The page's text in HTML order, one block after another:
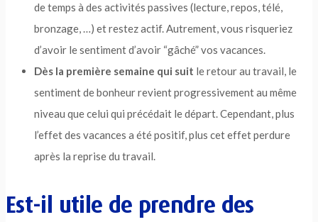
de temps à des activités passives (lecture, repos, télé,
bronzage, …) et restez actif. Autrement, vous risqueriez
d’avoir le sentiment d’avoir “gâché” vos vacances.
Dès la première semaine qui suit le retour au travail, le
sentiment de bonheur revient progressivement au même
niveau que celui qui précédait le départ. Cependant, plus
l’effet des vacances a été positif, plus cet effet perdure
après la reprise du travail.
Est-il utile de prendre des